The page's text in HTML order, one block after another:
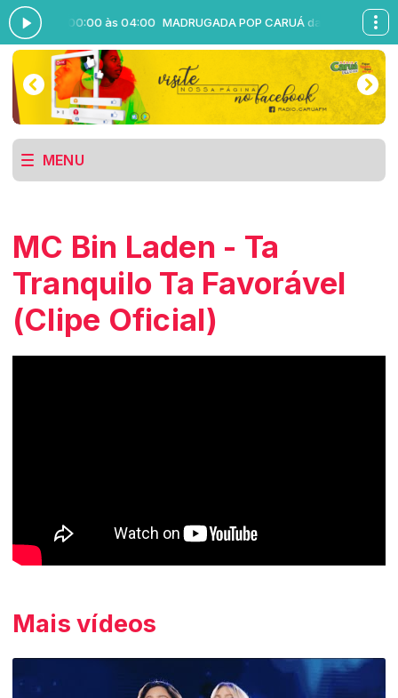
das 00:00 às 04:00 MADRUGADA POP CARUÁ das 00:00 às
MENU
MC Bin Laden - Ta
Tranquilo Ta Favorável
(Clipe Oficial)
Mais vídeos